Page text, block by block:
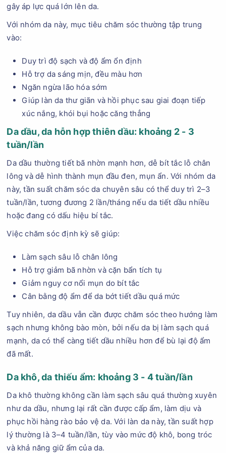
gây áp lực quá lớn lên da.
Với nhóm da này, mục tiêu chăm sóc thường tập trung
vào:
Duy trì độ sạch và độ ẩm ổn định
Hỗ trợ da sáng mịn, đều màu hơn
Ngăn ngừa lão hóa sớm
Giúp làn da thư giãn và hồi phục sau giai đoạn tiếp
xúc nắng, khói bụi hoặc căng thẳng
Da dầu, da hỗn hợp thiên dầu: khoảng 2 - 3
tuần/lần
Da dầu thường tiết bã nhờn mạnh hơn, dễ bít tắc lỗ chân
lông và dễ hình thành mụn đầu đen, mụn ẩn. Với nhóm da
này, tần suất chăm sóc da chuyên sâu có thể duy trì 2–3
tuần/lần, tương đương 2 lần/tháng nếu da tiết dầu nhiều
hoặc đang có dấu hiệu bí tắc.
Việc chăm sóc định kỳ sẽ giúp:
Làm sạch sâu lỗ chân lông
Hỗ trợ giảm bã nhờn và cặn bẩn tích tụ
Giảm nguy cơ nổi mụn do bít tắc
Cân bằng độ ẩm để da bớt tiết dầu quá mức
Tuy nhiên, da dầu vẫn cần được chăm sóc theo hướng làm
sạch nhưng không bào mòn, bởi nếu da bị làm sạch quá
mạnh, da có thể càng tiết dầu nhiều hơn để bù lại độ ẩm
đã mất.
Da khô, da thiếu ẩm: khoảng 3 - 4 tuần/lần
Da khô thường không cần làm sạch sâu quá thường xuyên
như da dầu, nhưng lại rất cần được cấp ẩm, làm dịu và
phục hồi hàng rào bảo vệ da. Với làn da này, tần suất hợp
lý thường là 3–4 tuần/lần, tùy vào mức độ khô, bong tróc
và khả năng giữ ẩm của da.